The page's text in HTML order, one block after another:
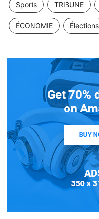
Sports TRIBUNE
ÉCONOMIE Élections